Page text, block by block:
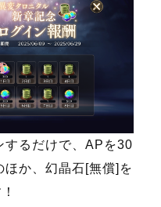
するだけで、APを30
ほか、幻晶石[無償]を